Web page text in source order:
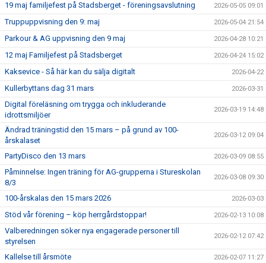
19 maj familjefest på Stadsberget - föreningsavslutning 2026-05-05 09:01
Truppuppvisning den 9: maj 2026-05-04 21:54
Parkour & AG uppvisning den 9 maj 2026-04-28 10:21
12 maj Familjefest på Stadsberget 2026-04-24 15:02
Kaksevice - Så här kan du sälja digitalt 2026-04-22
Kullerbyttans dag 31 mars 2026-03-31
Digital föreläsning om trygga och inkluderande
idrottsmiljöer
2026-03-19 14:48
Ändrad träningstid den 15 mars – på grund av 100-
årskalaset
2026-03-12 09:04
PartyDisco den 13 mars 2026-03-09 08:55
Påminnelse: Ingen träning för AG-grupperna i Stureskolan
8/3
2026-03-08 09:30
100-årskalas den 15 mars 2026 2026-03-03
Stöd vår förening – köp herrgårdstoppar! 2026-02-13 10:08
Valberedningen söker nya engagerade personer till
styrelsen
2026-02-12 07:42
Kallelse till årsmöte 2026-02-07 11:27